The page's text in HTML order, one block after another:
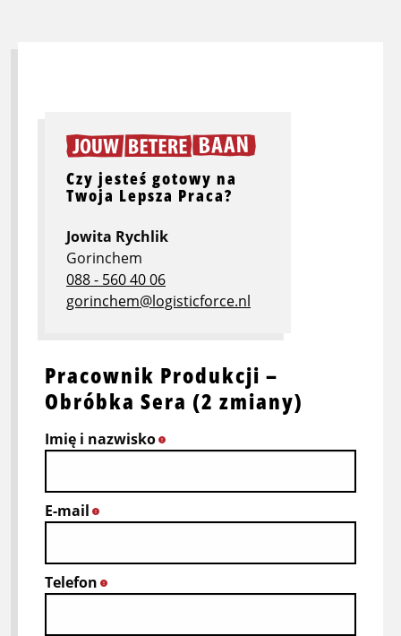
Pracownik Produkcji –
Obróbka Sera (2 zmiany)
Imię i nazwisko
E-mail
Telefon
Czy jesteś gotowy na
Twoja Lepsza Praca?
Jowita Rychlik
Gorinchem
088 - 560 40 06
gorinchem@logisticforce.nl